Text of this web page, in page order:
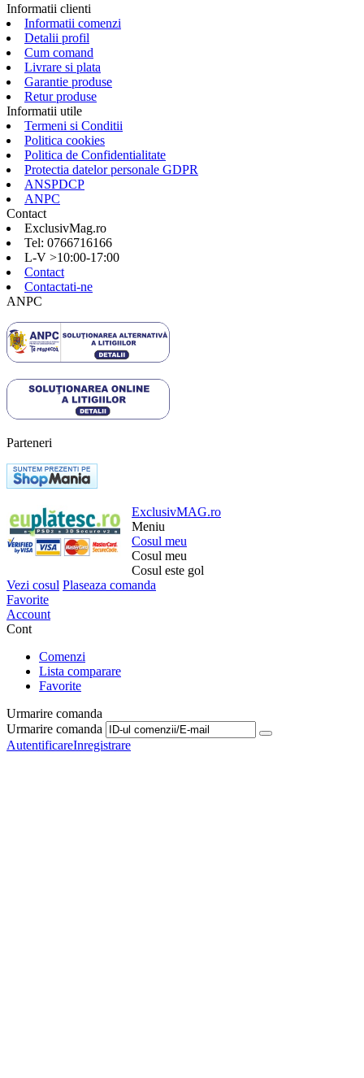
Informatii clienti
Informatii comenzi
Detalii profil
Cum comand
Livrare si plata
Garantie produse
Retur produse
Informatii utile
Termeni si Conditii
Politica cookies
Politica de Confidentialitate
Protectia datelor personale GDPR
ANSPDCP
ANPC
Contact
ExclusivMag.ro
Tel: 0766716166
L-V >10:00-17:00
Contact
Contactati-ne
ANPC
Parteneri
ExclusivMAG.ro
Meniu
Cosul meu
Cosul meu
Cosul este gol
Vezi cosul Plaseaza comanda
Favorite
Account
Cont
Comenzi
Lista comparare
Favorite
Urmarire comanda
Urmarire comanda
AutentificareInregistrare